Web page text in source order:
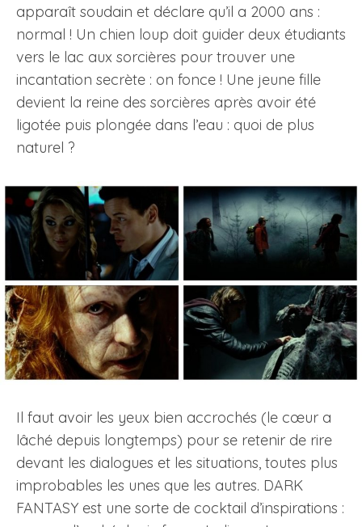
apparaît soudain et déclare qu’il a 2000 ans :
normal ! Un chien loup doit guider deux étudiants
vers le lac aux sorcières pour trouver une
incantation secrète : on fonce ! Une jeune fille
devient la reine des sorcières après avoir été
ligotée puis plongée dans l’eau : quoi de plus
naturel ?
Il faut avoir les yeux bien accrochés (le cœur a
lâché depuis longtemps) pour se retenir de rire
devant les dialogues et les situations, toutes plus
improbables les unes que les autres. DARK
FANTASY est une sorte de cocktail d’inspirations :